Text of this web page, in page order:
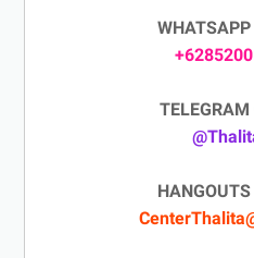
WHATSAPP
TELEGRAM
HANGOUTS